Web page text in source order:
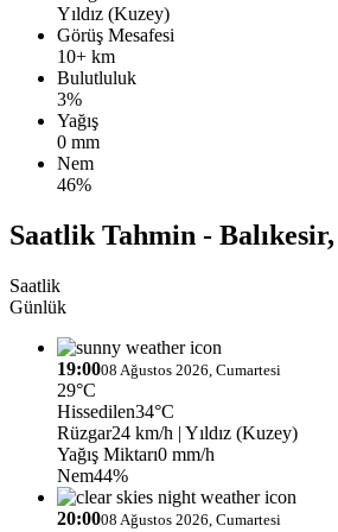
Yıldız (Kuzey)
Görüş Mesafesi
10+ km
Bulutluluk
3%
Yağış
0 mm
Nem
46%
Saatlik Tahmin - Balıkesir,
Saatlik
Günlük
19:0008 Ağustos 2026, Cumartesi
29°C
Hissedilen34°C
Rüzgar24 km/h | Yıldız (Kuzey)
Yağış Miktarı0 mm/h
Nem44%
20:0008 Ağustos 2026, Cumartesi